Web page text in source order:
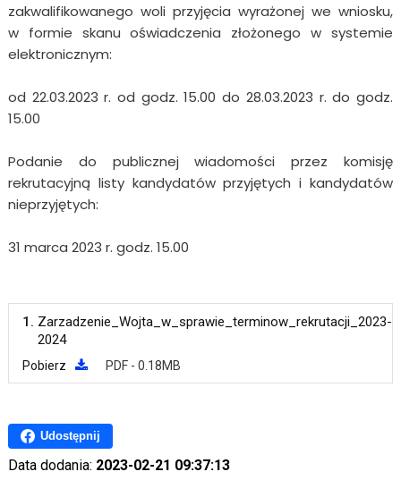
zakwalifikowanego woli przyjęcia wyrażonej we wniosku,
w formie skanu oświadczenia złożonego w systemie
elektronicznym:
od 22.03.2023 r. od godz. 15.00 do 28.03.2023 r. do godz.
15.00
Podanie do publicznej wiadomości przez komisję
rekrutacyjną listy kandydatów przyjętych i kandydatów
nieprzyjętych:
31 marca 2023 r. godz. 15.00
1. Zarzadzenie_Wojta_w_sprawie_terminow_rekrutacji_2023-
2024
Pobierz PDF - 0.18MB
Udostępnij
Data dodania: 2023-02-21 09:37:13